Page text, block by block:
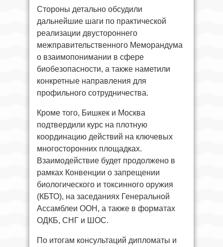
Стороны детально обсудили
дальнейшие шаги по практической
реализации двустороннего
межправительственного Меморандума
о взаимопонимании в сфере
биобезопасности, а также наметили
конкретные направления для
профильного сотрудничества.
Кроме того, Бишкек и Москва
подтвердили курс на плотную
координацию действий на ключевых
многосторонних площадках.
Взаимодействие будет продолжено в
рамках Конвенции о запрещении
биологического и токсинного оружия
(КБТО), на заседаниях Генеральной
Ассамблеи ООН, а также в форматах
ОДКБ, СНГ и ШОС.
По итогам консультаций дипломаты и